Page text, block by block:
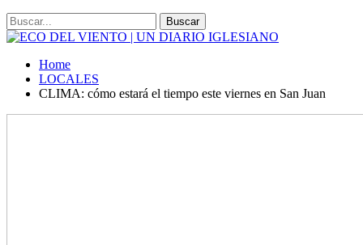
Home
LOCALES
CLIMA: cómo estará el tiempo este viernes en San Juan